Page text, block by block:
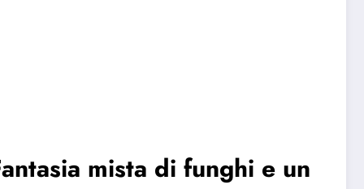
mista di funghi e un